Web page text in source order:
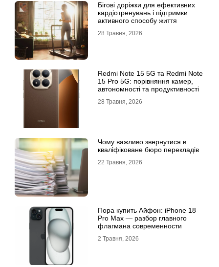
Бігові доріжки для ефективних
кардіотренувань і підтримки
активного способу життя
28 Травня, 2026
Redmi Note 15 5G та Redmi Note
15 Pro 5G: порівняння камер,
автономності та продуктивності
28 Травня, 2026
Чому важливо звернутися в
кваліфіковане бюро перекладів
22 Травня, 2026
Пора купить Айфон: iPhone 18
Pro Max — разбор главного
флагмана современности
2 Травня, 2026